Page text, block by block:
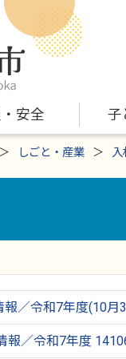
安全 子
しごと・産業 入
報／令和7年度(10月
報／令和7年度